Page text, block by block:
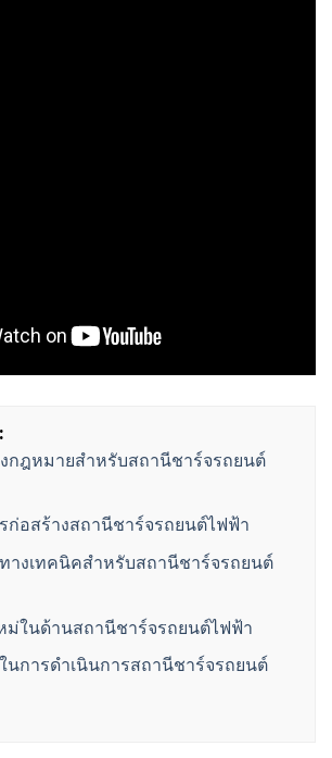
กฎหมายสำหรับสถานีชาร์จรถยนต์
ก่อสร้างสถานีชาร์จรถยนต์ไฟฟ้า
างเทคนิคสำหรับสถานีชาร์จรถยนต์
ม่ในด้านสถานีชาร์จรถยนต์ไฟฟ้า
นการดำเนินการสถานีชาร์จรถยนต์